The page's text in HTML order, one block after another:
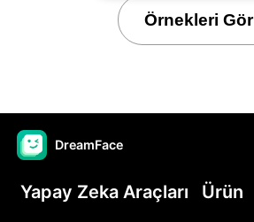
Örnekleri Gör
DreamFace
Yapay Zeka Araçları Ürün